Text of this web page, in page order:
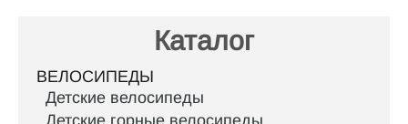
Каталог
ВЕЛОСИПЕДЫ
Детские велосипеды